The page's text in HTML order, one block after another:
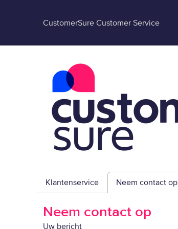
CustomerSure Customer Service
Klantenservice Neem contact op
Neem contact op
Uw bericht